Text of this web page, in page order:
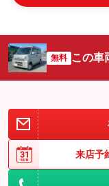
無料 この車
来店予